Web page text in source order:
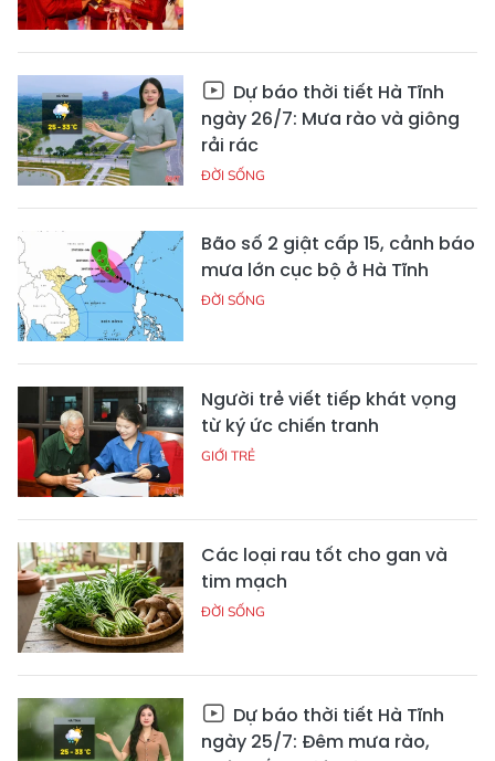
Dự báo thời tiết Hà Tĩnh
ngày 26/7: Mưa rào và giông
rải rác
ĐỜI SỐNG
Bão số 2 giật cấp 15, cảnh báo
mưa lớn cục bộ ở Hà Tĩnh
ĐỜI SỐNG
Người trẻ viết tiếp khát vọng
từ ký ức chiến tranh
GIỚI TRẺ
Các loại rau tốt cho gan và
tim mạch
ĐỜI SỐNG
Dự báo thời tiết Hà Tĩnh
ngày 25/7: Đêm mưa rào,